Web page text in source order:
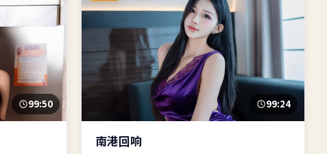
99:50 99:24
南港回响